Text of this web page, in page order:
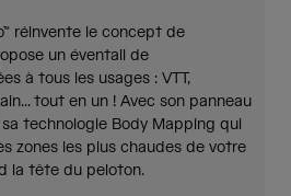
réinvente le concept de
un éventail de
à tous les usages : VTT,
tout en un ! Avec son panneau
technologie Body Mapping qui
zones les plus chaudes de votre
la tête du peloton.